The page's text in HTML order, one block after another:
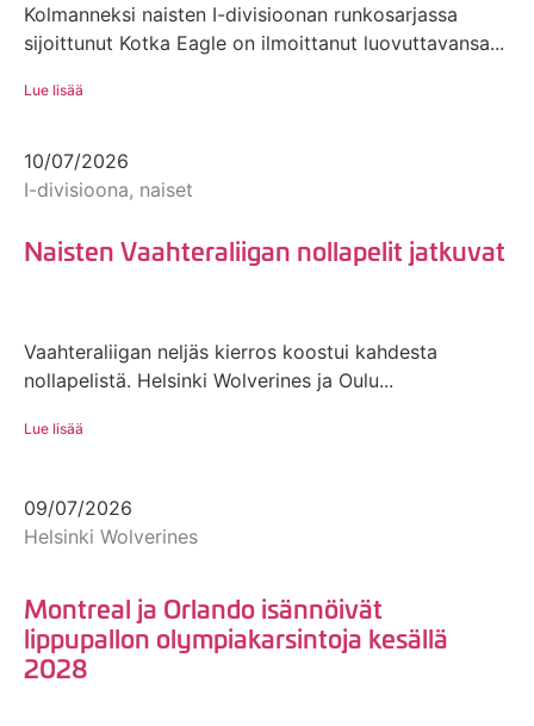
Kolmanneksi naisten I-divisioonan runkosarjassa
sijoittunut Kotka Eagle on ilmoittanut luovuttavansa...
Lue lisää
10/07/2026
I-divisioona, naiset
Naisten Vaahteraliigan nollapelit jatkuvat
Vaahteraliigan neljäs kierros koostui kahdesta
nollapelistä. Helsinki Wolverines ja Oulu...
Lue lisää
09/07/2026
Helsinki Wolverines
Montreal ja Orlando isännöivät
lippupallon olympiakarsintoja kesällä
2028